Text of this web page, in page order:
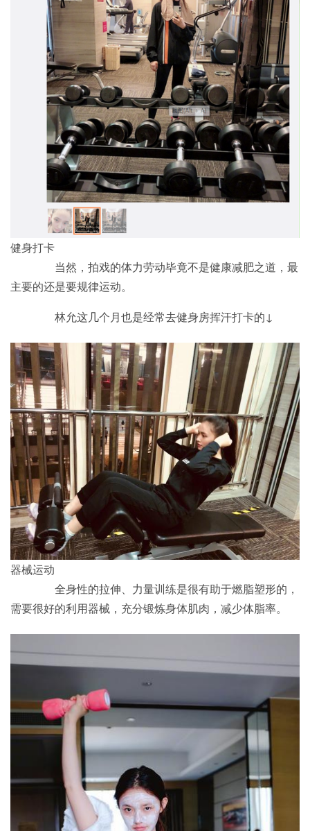
健身打卡
当然，拍戏的体力劳动毕竟不是健康减肥之道，最
主要的还是要规律运动。
林允这几个月也是经常去健身房挥汗打卡的↓
器械运动
全身性的拉伸、力量训练是很有助于燃脂塑形的，
需要很好的利用器械，充分锻炼身体肌肉，减少体脂率。